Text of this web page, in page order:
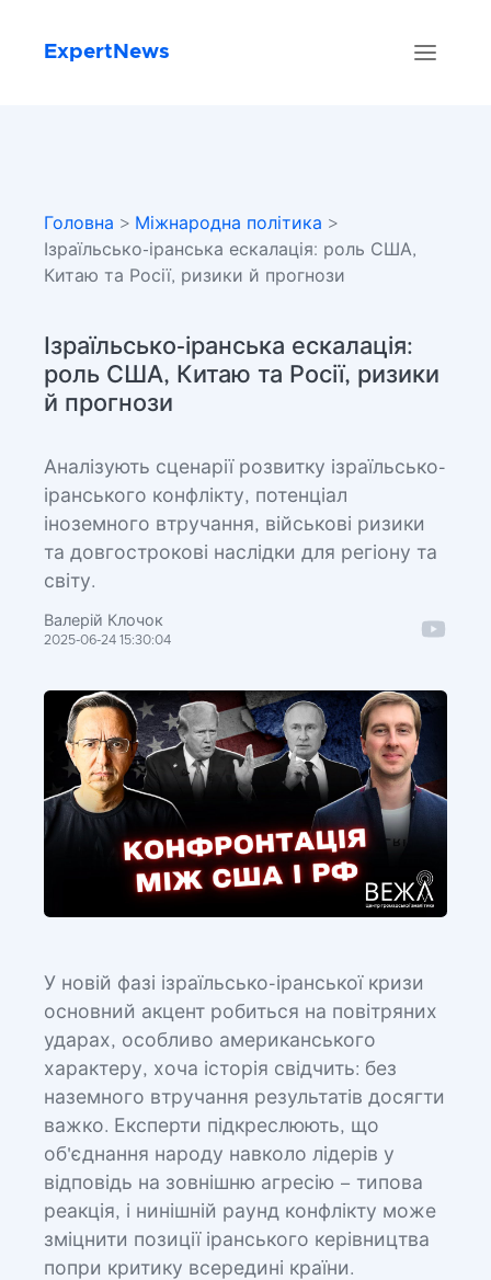
ExpertNews
Головна > Міжнародна політика >
Ізраїльсько-іранська ескалація: роль США,
Китаю та Росії, ризики й прогнози
Ізраїльсько-іранська ескалація:
роль США, Китаю та Росії, ризики
й прогнози
Аналізують сценарії розвитку ізраїльсько-
іранського конфлікту, потенціал
іноземного втручання, військові ризики
та довгострокові наслідки для регіону та
світу.
Валерій Клочок
2025-06-24 15:30:04
У новій фазі ізраїльсько-іранської кризи
основний акцент робиться на повітряних
ударах, особливо американського
характеру, хоча історія свідчить: без
наземного втручання результатів досягти
важко. Експерти підкреслюють, що
об'єднання народу навколо лідерів у
відповідь на зовнішню агресію – типова
реакція, і нинішній раунд конфлікту може
зміцнити позиції іранського керівництва
попри критику всередині країни.